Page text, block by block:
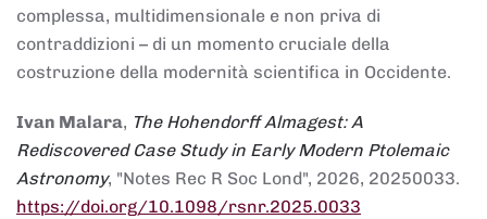
complessa, multidimensionale e non priva di
contraddizioni – di un momento cruciale della
costruzione della modernità scientifica in Occidente.
Ivan Malara, The Hohendorff Almagest: A
Rediscovered Case Study in Early Modern Ptolemaic
Astronomy, "Notes Rec R Soc Lond", 2026, 20250033.
https://doi.org/10.1098/rsnr.2025.0033